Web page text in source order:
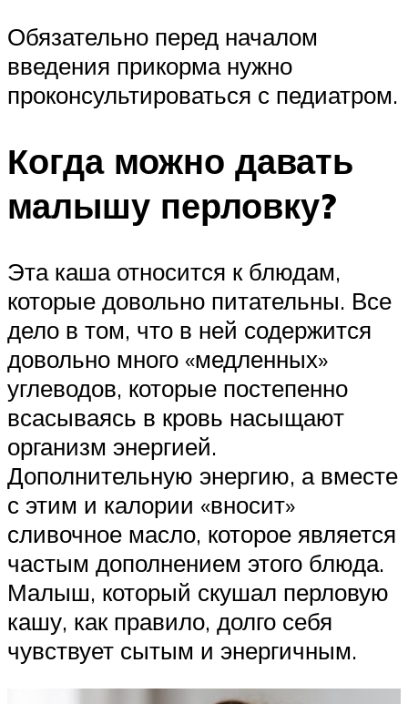
Обязательно перед началом
введения прикорма нужно
проконсультироваться с педиатром.
Когда можно давать
малышу перловку?
Эта каша относится к блюдам,
которые довольно питательны. Все
дело в том, что в ней содержится
довольно много «медленных»
углеводов, которые постепенно
всасываясь в кровь насыщают
организм энергией.
Дополнительную энергию, а вместе
с этим и калории «вносит»
сливочное масло, которое является
частым дополнением этого блюда.
Малыш, который скушал перловую
кашу, как правило, долго себя
чувствует сытым и энергичным.